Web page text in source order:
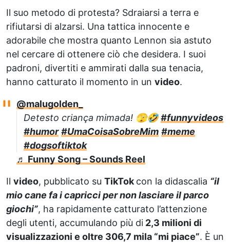
Il suo metodo di protesta? Sdraiarsi a terra e
rifiutarsi di alzarsi. Una tattica innocente e
adorabile che mostra quanto Lennon sia astuto
nel cercare di ottenere ciò che desidera. I suoi
padroni, divertiti e ammirati dalla sua tenacia,
hanno catturato il momento in un video.
@malugolden_
Detesto criança mimada! 🫣🤣#funnyvideos
#humor #UmaCoisaSobreMim #meme
#dogsoftiktok
♬ Funny Song – Sounds Reel
Il video, pubblicato su TikTok con la didascalia “il
mio cane fa i capricci per non lasciare il parco
giochi”, ha rapidamente catturato l’attenzione
degli utenti, accumulando più di 2,3 milioni di
visualizzazioni e oltre 306,7 mila “mi piace”. È un